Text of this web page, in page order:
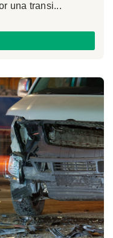
una transi...